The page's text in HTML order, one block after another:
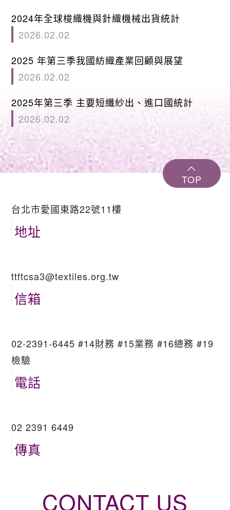
2024年全球梭織機與針織機械出貨統計
2026.02.02
2025 年第三季我國紡織產業回顧與展望
2026.02.02
2025年第三季 主要短纖紗出、進口國統計
2026.02.02
台北市愛國東路22號11樓
地址
ttftcsa3@textiles.org.tw
信箱
02-2391-6445 #14財務 #15業務 #16總務 #19
檢驗
電話
02 2391 6449
傳真
TOP
CONTACT US